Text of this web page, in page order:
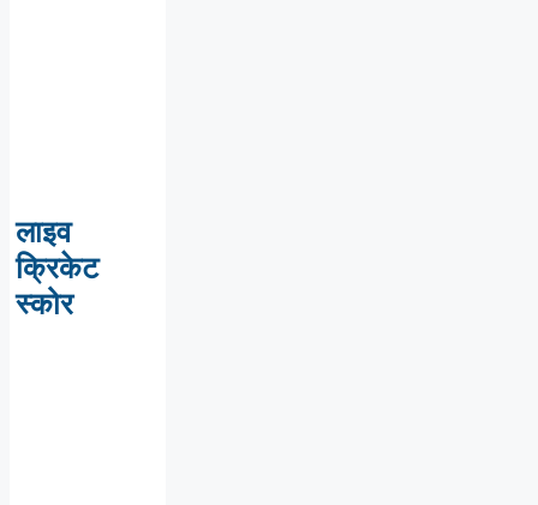
लाइव
क्रिकेट
स्कोर